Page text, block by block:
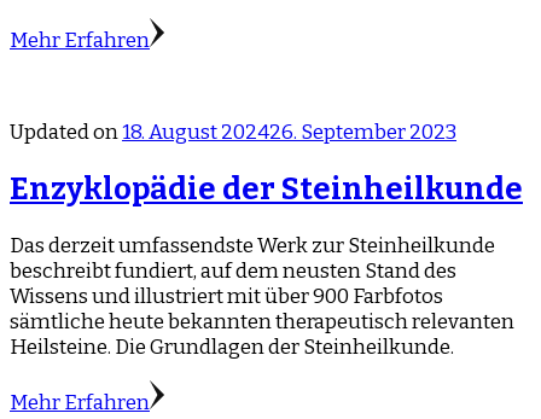
Mehr Erfahren
Updated on18. August 202426. September 2023
Enzyklopädie der Steinheilkunde
Das derzeit umfassendste Werk zur Steinheilkunde
beschreibt fundiert, auf dem neusten Stand des
Wissens und illustriert mit über 900 Farbfotos
sämtliche heute bekannten therapeutisch relevanten
Heilsteine. Die Grundlagen der Steinheilkunde.
Mehr Erfahren